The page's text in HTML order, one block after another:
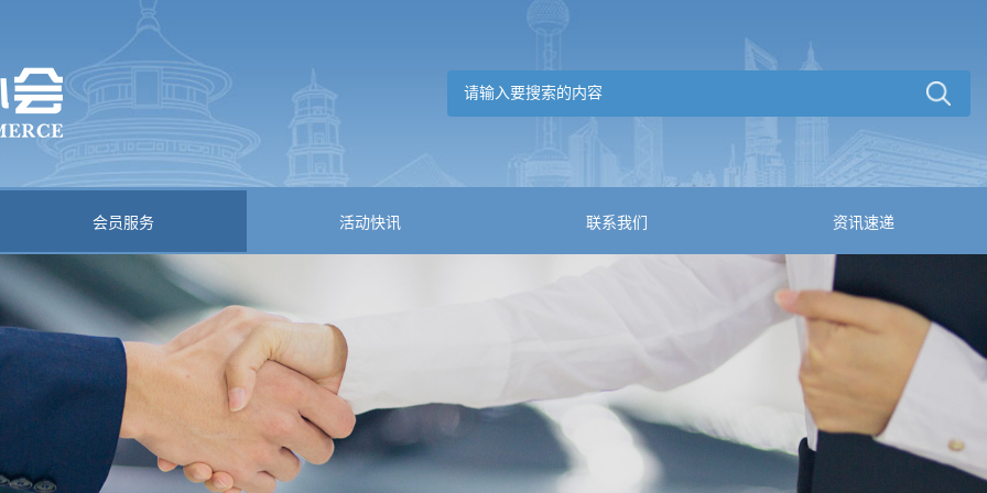
会员服务 活动快讯 联系我们 资讯速递